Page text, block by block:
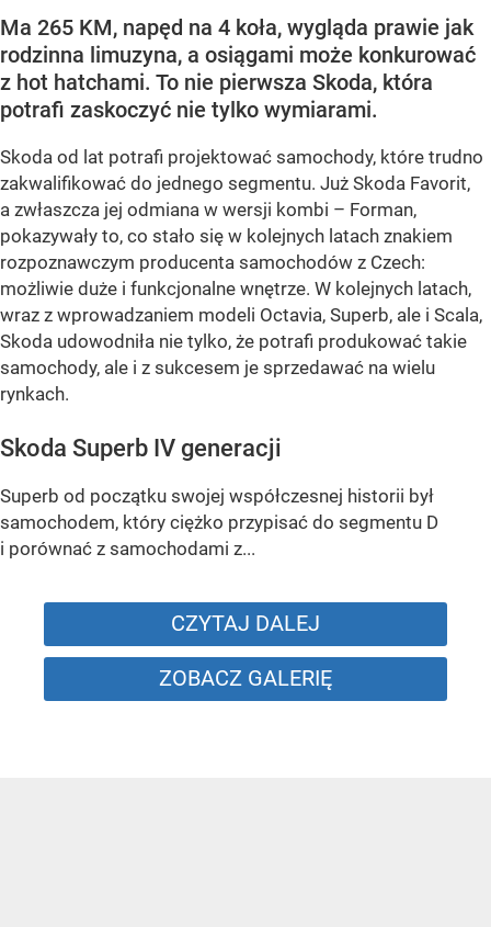
Ma 265 KM, napęd na 4 koła, wygląda prawie jak
rodzinna limuzyna, a osiągami może konkurować
z hot hatchami. To nie pierwsza Skoda, która
potrafi zaskoczyć nie tylko wymiarami.
Skoda od lat potrafi projektować samochody, które trudno
zakwalifikować do jednego segmentu. Już Skoda Favorit,
a zwłaszcza jej odmiana w wersji kombi – Forman,
pokazywały to, co stało się w kolejnych latach znakiem
rozpoznawczym producenta samochodów z Czech:
możliwie duże i funkcjonalne wnętrze. W kolejnych latach,
wraz z wprowadzaniem modeli Octavia, Superb, ale i Scala,
Skoda udowodniła nie tylko, że potrafi produkować takie
samochody, ale i z sukcesem je sprzedawać na wielu
rynkach.
Skoda Superb IV generacji
Superb od początku swojej współczesnej historii był
samochodem, który ciężko przypisać do segmentu D
i porównać z samochodami z...
CZYTAJ DALEJ
ZOBACZ GALERIĘ